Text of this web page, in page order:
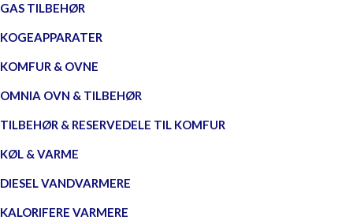
GAS TILBEHØR
KOGEAPPARATER
KOMFUR & OVNE
OMNIA OVN & TILBEHØR
TILBEHØR & RESERVEDELE TIL KOMFUR
KØL & VARME
DIESEL VANDVARMERE
KALORIFERE VARMERE